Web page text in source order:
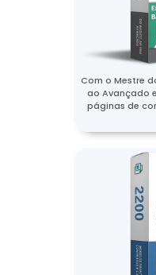
Com o Mestre
ao Avançado
páginas de